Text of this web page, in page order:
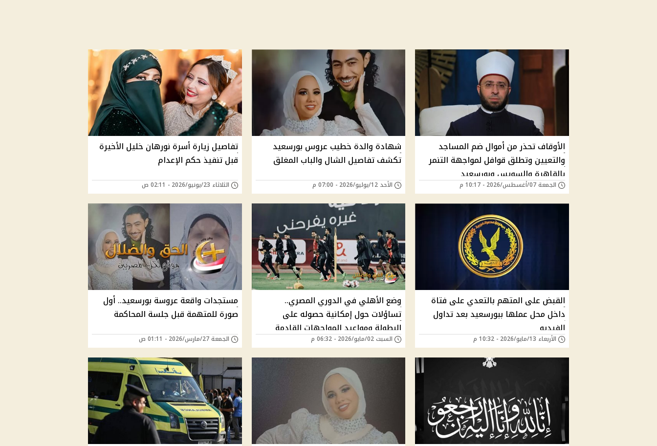
الأوقاف تحذر من أموال ضم المساجد
والتعيين وتطلق قوافل لمواجهة التنمر
بالقاهرة والسويس وبورسعيد
الجمعة 07/أغسطس/2026 - 10:17 م
شهادة والدة خطيب عروس بورسعيد
تكشف تفاصيل الشال والباب المغلق
الأحد 12/يوليو/2026 - 07:00 م
تفاصيل زيارة أسرة نورهان خليل الأخيرة
قبل تنفيذ حكم الإعدام
الثلاثاء 23/يونيو/2026 - 02:11 ص
القبض على المتهم بالتعدي على فتاة
داخل محل عملها ببورسعيد بعد تداول
الفيديو
الأربعاء 13/مايو/2026 - 10:32 م
وضع الأهلي في الدوري المصري..
تساؤلات حول إمكانية حصوله على
البطولة ومواعيد المواجهات القادمة
السبت 02/مايو/2026 - 06:32 م
مستجدات واقعة عروسة بورسعيد.. أول
صورة للمتهمة قبل جلسة المحاكمة
الجمعة 27/مارس/2026 - 01:11 ص